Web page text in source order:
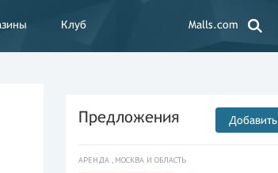
Клуб Malls.com
Предложения Добавить
АРЕНДА , МОСКВА И ОБЛАСТЬ